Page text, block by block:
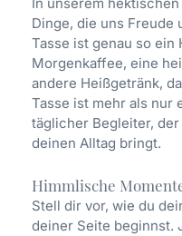
Dinge, die uns Freude
Tasse ist genau so
Morgenkaffee, eine
andere Heißgetränk,
Tasse ist mehr als nur
täglicher Begleiter,
deinen Alltag bringt.
Himmlische
Stell dir vor, wie du
deiner Seite beginnst.